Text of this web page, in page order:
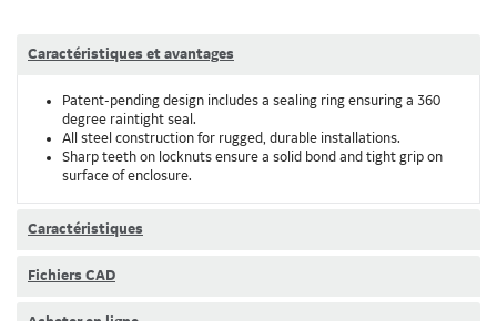
Caractéristiques et avantages
Patent-pending design includes a sealing ring ensuring a 360
degree raintight seal.
All steel construction for rugged, durable installations.
Sharp teeth on locknuts ensure a solid bond and tight grip on
surface of enclosure.
Caractéristiques
Fichiers CAD